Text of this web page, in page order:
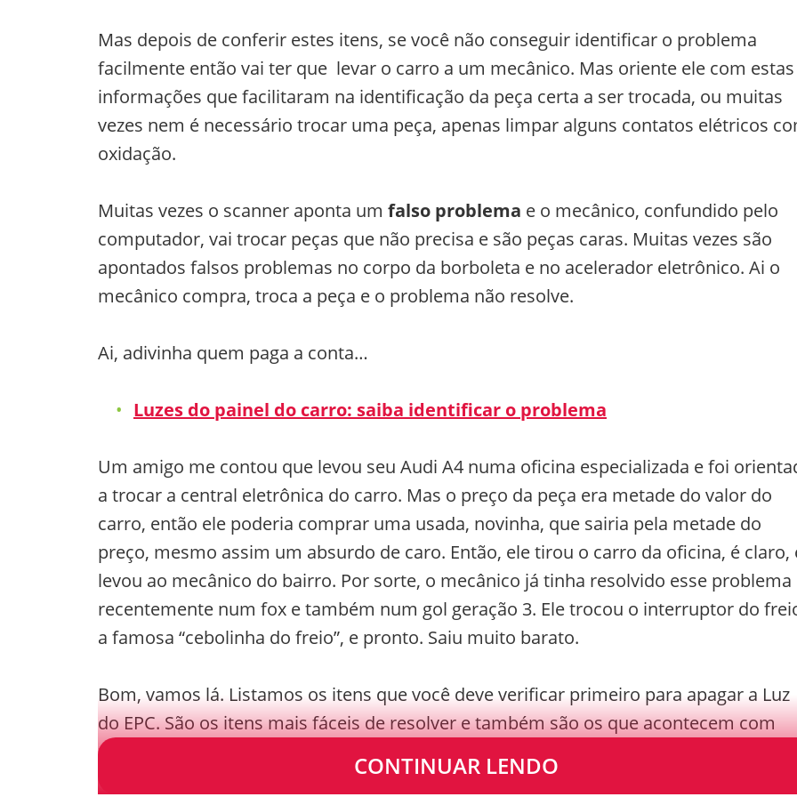
Mas depois de conferir estes itens, se você não conseguir identificar o problema
facilmente então vai ter que levar o carro a um mecânico. Mas oriente ele com estas
informações que facilitaram na identificação da peça certa a ser trocada, ou muitas
vezes nem é necessário trocar uma peça, apenas limpar alguns contatos elétricos
oxidação.
Muitas vezes o scanner aponta um falso problema e o mecânico, confundido pelo
computador, vai trocar peças que não precisa e são peças caras. Muitas vezes são
apontados falsos problemas no corpo da borboleta e no acelerador eletrônico. Ai o
mecânico compra, troca a peça e o problema não resolve.
Ai, adivinha quem paga a conta…
Luzes do painel do carro: saiba identificar o problema
Um amigo me contou que levou seu Audi A4 numa oficina especializada e foi
a trocar a central eletrônica do carro. Mas o preço da peça era metade do valor do
carro, então ele poderia comprar uma usada, novinha, que sairia pela metade do
preço, mesmo assim um absurdo de caro. Então, ele tirou o carro da oficina, é claro,
levou ao mecânico do bairro. Por sorte, o mecânico já tinha resolvido esse problema
recentemente num fox e também num gol geração 3. Ele trocou o interruptor do
a famosa “cebolinha do freio”, e pronto. Saiu muito barato.
Bom, vamos lá. Listamos os itens que você deve verificar primeiro para apagar a Luz
do EPC. São os itens mais fáceis de resolver e também são os que acontecem com
maior frequência.
CONTINUAR LENDO